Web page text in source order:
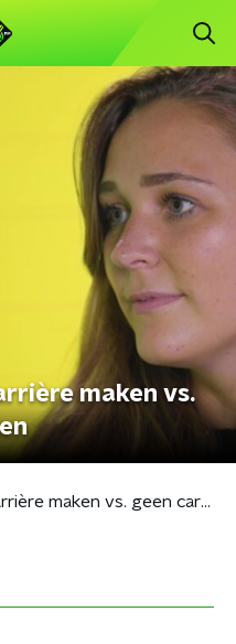
maken vs.
Tegenpolen: wel carrière maken vs. geen carrière maken